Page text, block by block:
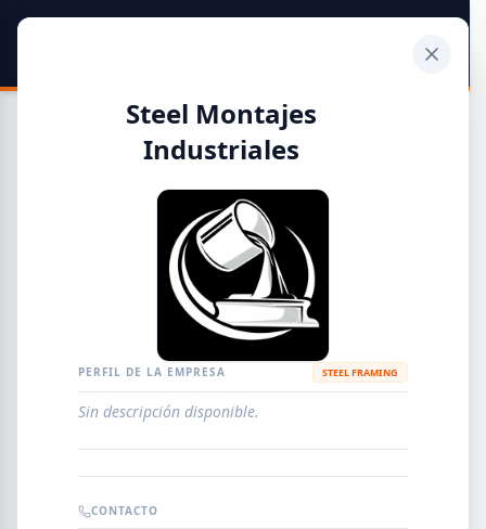
Guía de Empresas Metalúrgicas y Siderúrgicas
METALÚRGICAS
EMPRESAS AGREGAR EMPRESA 0RESULTADOS
Steel Montajes
Industriales
PERFIL DE LA EMPRESA STEEL FRAMING
Sin descripción disponible.
CONTACTO